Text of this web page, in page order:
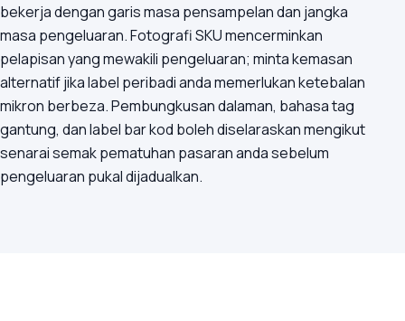
bekerja dengan garis masa pensampelan dan jangka
masa pengeluaran. Fotografi SKU mencerminkan
pelapisan yang mewakili pengeluaran; minta kemasan
alternatif jika label peribadi anda memerlukan ketebalan
mikron berbeza. Pembungkusan dalaman, bahasa tag
gantung, dan label bar kod boleh diselaraskan mengikut
senarai semak pematuhan pasaran anda sebelum
pengeluaran pukal dijadualkan.